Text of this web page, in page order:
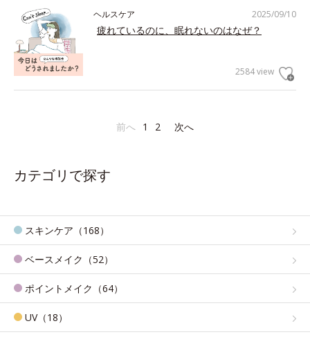
2025/09/10
ヘルスケア
疲れているのに、眠れないのはなぜ？
2584 view
前へ 1 2 次へ
カテゴリで探す
スキンケア（168）
ベースメイク（52）
ポイントメイク（64）
UV（18）